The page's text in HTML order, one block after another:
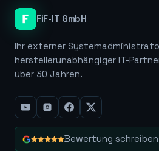
FiF-IT GmbH
Ihr externer
herstellerunabhängiger IT-
über 30 Jahren.
Bewertung schreiben